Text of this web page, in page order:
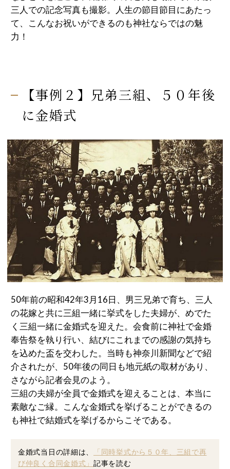
三人での記念写真も撮影。人生の節目節目にあたっ
て、こんなお祝いができるのも神社ならではの魅
力！
【事例２】兄弟三組、５０年後
に金婚式
50年前の昭和42年3月16日、男三兄弟で育ち、三人
の花嫁と共に三組一緒に挙式をした夫婦が、めでた
く三組一緒に金婚式を迎えた。会食前に神社で金婚
奉告祭を執り行い、結びにこれまでの感謝の気持ち
を込めた盃を交わした。当時も神奈川新聞などで紹
介されたが、50年後の同日も地元紙の取材があり、
さながら記者会見のよう。
三組の夫婦が全員で金婚式を迎えることは、本当に
素敵なご縁。こんな金婚式を挙げることができるの
も神社で結婚式を挙げるからこそである。
金婚式当日の詳細は、
「同時挙式から５０年、三組で再
び仲良く合同金婚式」 記事を読む